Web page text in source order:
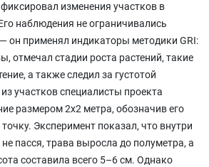
изменения участков в
наблюдения не ограничивались
он применял индикаторы методики GRI:
отмечал стадии роста растений, такие
а также следил за густотой
участков специалисты проекта
размером 2х2 метра, обозначив его
Эксперимент показал, что внутри
пасся, трава выросла до полуметра, а
составила всего 5–6 см. Однако